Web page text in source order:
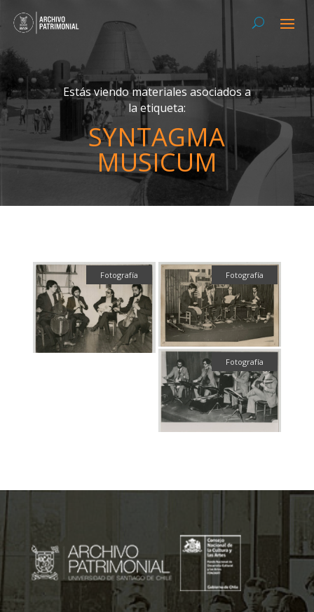
Estás viendo materiales asociados a
la etiqueta:
SYNTAGMA
MUSICUM
Fotografía Fotografía
Fotografía